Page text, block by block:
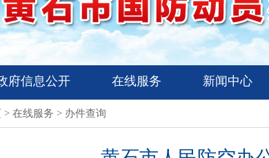
府信息公开 在线服务 新闻中心
> 在线服务 > 办件查询